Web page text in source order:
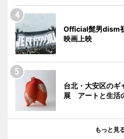
Official髭男dism
映画上映
台北・大安区のギ
展 アートと生活
もっと見